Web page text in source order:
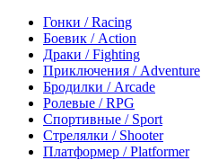
Гонки / Racing
Боевик / Action
Драки / Fighting
Приключения / Adventure
Бродилки / Arcade
Ролевые / RPG
Спортивные / Sport
Стрелялки / Shooter
Платформер / Platformer